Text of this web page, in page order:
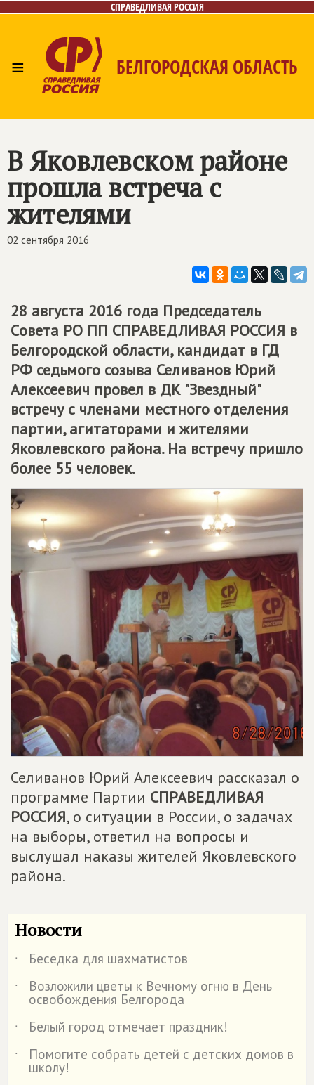
СПРАВЕДЛИВАЯ РОССИЯ
≡ БЕЛГОРОДСКАЯ ОБЛАСТЬ
В Яковлевском районе
прошла встреча с
жителями
02 сентября 2016
28 августа 2016 года Председатель
Cовета РО ПП СПРАВЕДЛИВАЯ РОССИЯ в
Белгородской области, кандидат в ГД
РФ седьмого созыва Селиванов Юрий
Алексеевич провел в ДК "Звездный"
встречу с членами местного отделения
партии, агитаторами и жителями
Яковлевского района. На встречу пришло
более 55 человек.
Селиванов Юрий Алексеевич рассказал о
программе Партии СПРАВЕДЛИВАЯ
РОССИЯ, о ситуации в России, о задачах
на выборы, ответил на вопросы и
выслушал наказы жителей Яковлевского
района.
Новости
˙
Беседка для шахматистов
˙
Возложили цветы к Вечному огню в День
освобождения Белгорода
˙
Белый город отмечает праздник!
˙
Помогите собрать детей с детских домов в
школу!